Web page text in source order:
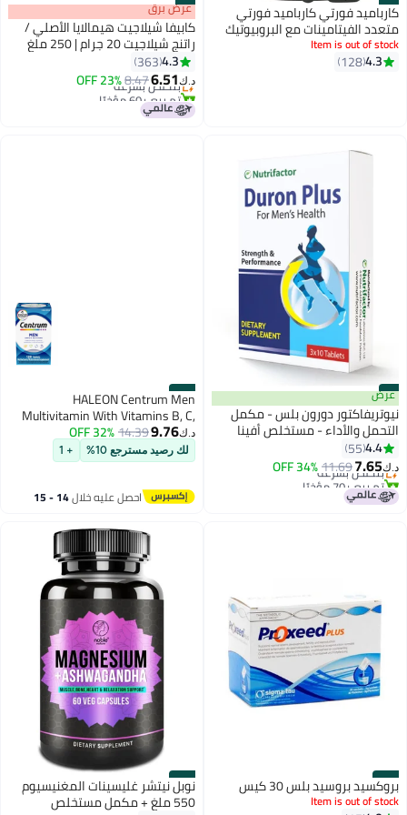
#7
كارباميد فورتي كارباميد فورتي
متعدد الفيتامينات مع البروبيوتيك
والجينسنغ - 180 قرصًا نباتيًا
Item is out of stock
4.3
128
#8
عرض برق
كابيفا شيلاجيت هيمالايا الأصلي /
راتنج شيلاجيت 20 جرام | 250 ملغ
لكل جرعة | للطاقة والتحمل
والحيوية | 80 جرعة | أيورفيدي 100%
4.3
363
د.ك‏6.51
8.47
23% OFFبتخلّص بسرعة
تم بيع +60 مؤخرًا
بتخلّص بسرعة
#9
عرض
نيوتريفاكتور دورون بلس - مكمل
التحمل والأداء - مستخلص أفينا
ساتيفا وإل-أرجينين وإل-سيترولين
للقوة والأداء (30 قرصًا)
4.4
55
د.ك‏7.65
11.69
34% OFFبتخلّص بسرعة
تم بيع +70 مؤخرًا
بتخلّص بسرعة
#10
HALEON Centrum Men
Multivitamin With Vitamins B, C,
D3 & E, 120 Count
د.ك‏9.76
14.39
32% OFF
لك رصيد مسترجع 10% + 1
احصل عليه خلال 14 - 15
#11
بروكسيد بروسيد بلس 30 كيس
Item is out of stock
#12
نوبل نيتشر غليسينات المغنيسيوم
550 ملغ + مكمل مستخلص